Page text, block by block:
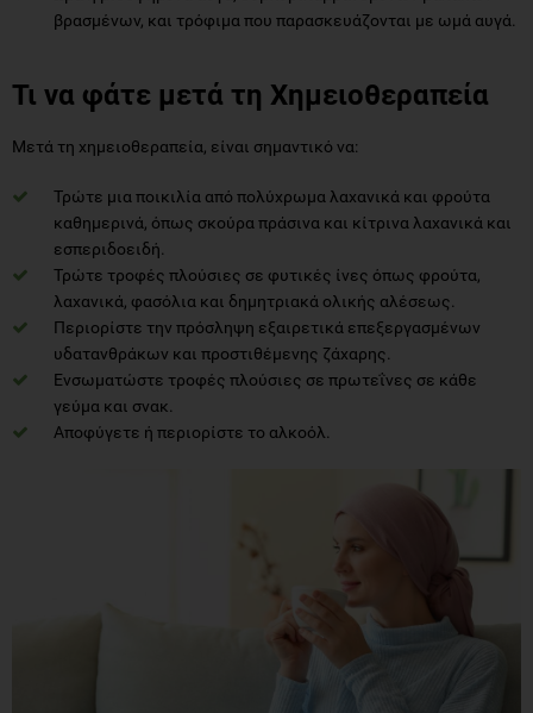
βρασμένων, και τρόφιμα που παρασκευάζονται με ωμά αυγά.
Τι να φάτε μετά τη Χημειοθεραπεία
Μετά τη χημειοθεραπεία, είναι σημαντικό να:
Τρώτε μια ποικιλία από πολύχρωμα λαχανικά και φρούτα
καθημερινά, όπως σκούρα πράσινα και κίτρινα λαχανικά και
εσπεριδοειδή.
Τρώτε τροφές πλούσιες σε φυτικές ίνες όπως φρούτα,
λαχανικά, φασόλια και δημητριακά ολικής αλέσεως.
Περιορίστε την πρόσληψη εξαιρετικά επεξεργασμένων
υδατανθράκων και προστιθέμενης ζάχαρης.
Ενσωματώστε τροφές πλούσιες σε πρωτεΐνες σε κάθε
γεύμα και σνακ.
Αποφύγετε ή περιορίστε το αλκοόλ.